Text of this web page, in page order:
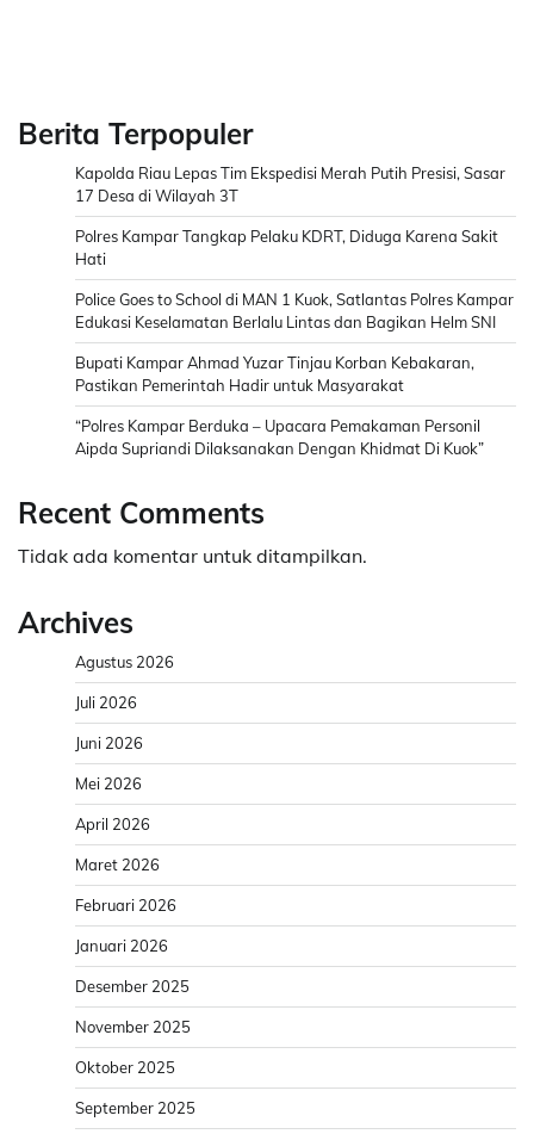
Berita Terpopuler
Kapolda Riau Lepas Tim Ekspedisi Merah Putih Presisi, Sasar
17 Desa di Wilayah 3T
Polres Kampar Tangkap Pelaku KDRT, Diduga Karena Sakit
Hati
Police Goes to School di MAN 1 Kuok, Satlantas Polres Kampar
Edukasi Keselamatan Berlalu Lintas dan Bagikan Helm SNI
Bupati Kampar Ahmad Yuzar Tinjau Korban Kebakaran,
Pastikan Pemerintah Hadir untuk Masyarakat
“Polres Kampar Berduka – Upacara Pemakaman Personil
Aipda Supriandi Dilaksanakan Dengan Khidmat Di Kuok”
Recent Comments
Tidak ada komentar untuk ditampilkan.
Archives
Agustus 2026
Juli 2026
Juni 2026
Mei 2026
April 2026
Maret 2026
Februari 2026
Januari 2026
Desember 2025
November 2025
Oktober 2025
September 2025